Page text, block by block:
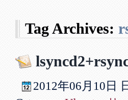
Tag Archives:
2012年06月 10日